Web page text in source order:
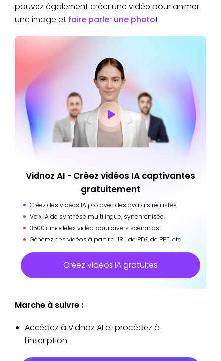
pouvez également créer une vidéo pour animer
une image et faire parler une photo!
Vidnoz AI - Créez vidéos IA captivantes
gratuitement
Créez des vidéos IA pro avec des avatars réalistes.
Voix IA de synthèse multilingue, synchronisée.
3500+ modèles vidéo pour divers scénarios.
Générez des vidéos à partir d'URL, de PDF, de PPT, etc.
Créez vidéos IA gratuites
Marche à suivre :
Accédez à Vidnoz AI et procédez à
l'inscription.